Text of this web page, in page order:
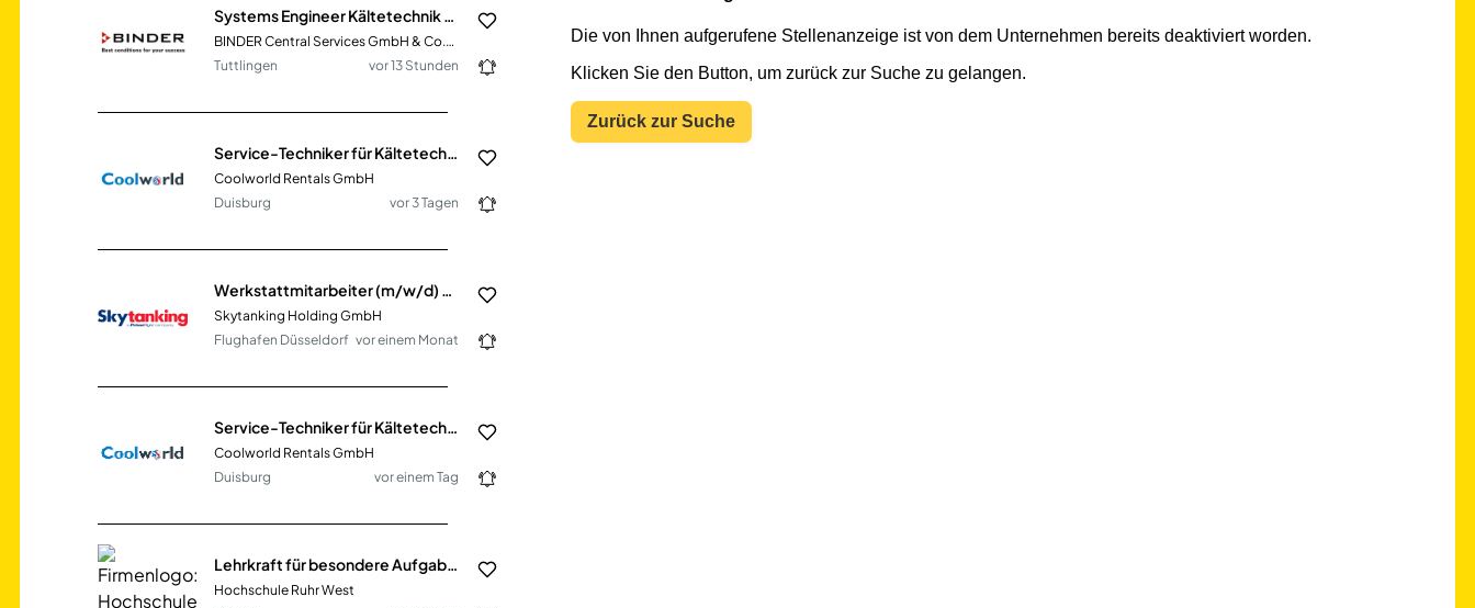
BINDER Central Services GmbH & Co.KG
Tuttlingen
vor 13 Stunden
Service-Techniker für Kältetechnik in NRW (m/w/d)
Coolworld Rentals GmbH
Duisburg
vor 3 Tagen
Skytanking Holding GmbH
Flughafen Düsseldorf vor einem Monat
Service-Techniker für Kältetechnik in NRW (m/w/d)
Coolworld Rentals GmbH
Duisburg
vor einem Tag
Lehrkraft für besondere Aufgaben (m/w/d) im Bereich Mensch-Technik-Interaktion
Hochschule Ruhr West